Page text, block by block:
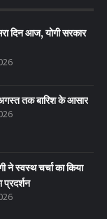
दिन आज, योगी सरकार
तक बारिश के आसार
स्वस्थ चर्चा का किया
प्रदर्शन